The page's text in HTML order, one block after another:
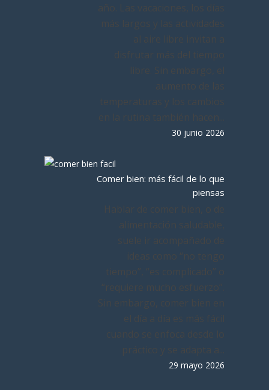
año. Las vacaciones, los días
más largos y las actividades
al aire libre invitan a
disfrutar más del tiempo
libre. Sin embargo, el
aumento de las
temperaturas y los cambios
en la rutina también hacen...
30 junio 2026
Comer bien: más fácil de lo que
piensas
Hablar de comer bien, o de
alimentación saludable,
suele ir acompañado de
ideas como “no tengo
tiempo”, “es complicado” o
“requiere mucho esfuerzo”.
Sin embargo, comer bien en
el día a día es más fácil
cuando se enfoca desde lo
práctico y se adapta a...
29 mayo 2026